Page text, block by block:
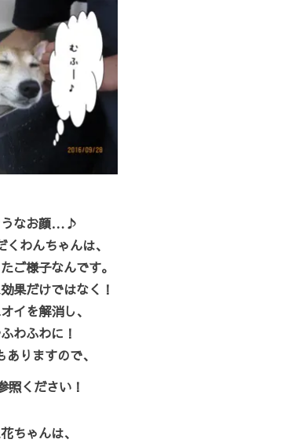
うなお顔…♪
わんちゃんは、
ご様子なんです。
果だけではなく！
イを解消し、
わふわに！
りますので、
照ください！
ちゃんは、